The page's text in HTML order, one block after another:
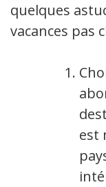
quelques
vacances pas
est